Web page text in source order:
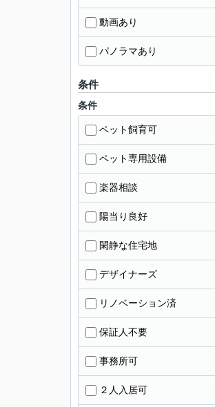
動画あり
パノラマあり
条件
条件
ペット飼育可
ペット専用設備
楽器相談
陽当り良好
閑静な住宅地
デザイナーズ
リノベーション済
保証人不要
事務所可
２人入居可